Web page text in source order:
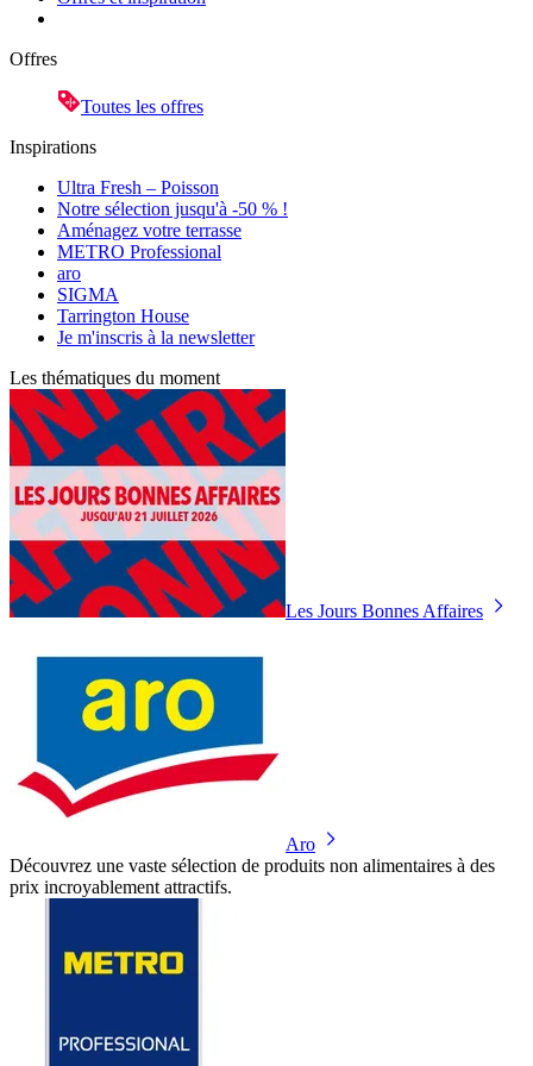
Offres
Toutes les offres
Inspirations
Ultra Fresh – Poisson
Notre sélection jusqu'à -50 % !
Aménagez votre terrasse
METRO Professional
aro
SIGMA
Tarrington House
Je m'inscris à la newsletter
Les thématiques du moment
Les Jours Bonnes Affaires
Aro
Découvrez une vaste sélection de produits non alimentaires à des
prix incroyablement attractifs.